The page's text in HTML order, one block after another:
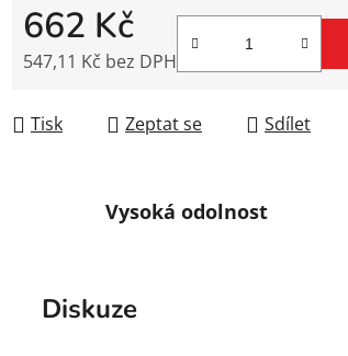
662 Kč
547,11 Kč bez DPH
Tisk Zeptat se Sdílet
Vysoká odolnost
Diskuze